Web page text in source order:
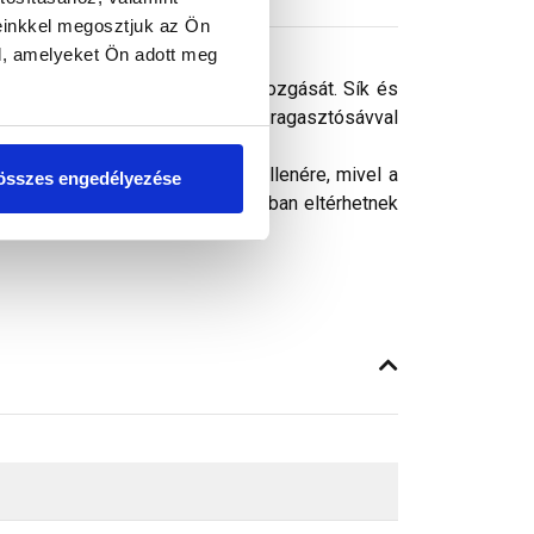
megosztjuk az Ön
amelyeket Ön adott meg
engedélyezése
biztosítja a levegő szabad mozgását. Sík és
Két oldalán található ragasztósávval
megjelenítését. Ennek ellenére, mivel a
látható színek árnyalataikban eltérhetnek